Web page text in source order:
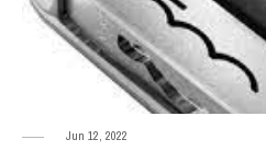
Jun 12, 2022